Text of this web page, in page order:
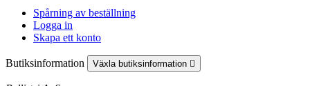
Spårning av beställning
Logga in
Skapa ett konto
Butiksinformation Växla butiksinformation 